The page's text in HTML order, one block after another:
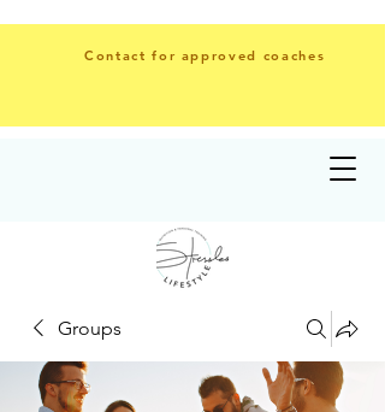
Contact for approved coaches
Groups